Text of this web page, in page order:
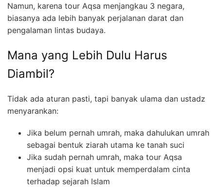
Namun, karena tour Aqsa menjangkau 3 negara,
biasanya ada lebih banyak perjalanan darat dan
pengalaman lintas budaya.
Mana yang Lebih Dulu Harus
Diambil?
Tidak ada aturan pasti, tapi banyak ulama dan ustadz
menyarankan:
Jika belum pernah umrah, maka dahulukan umrah
sebagai bentuk ziarah utama ke tanah suci
Jika sudah pernah umrah, maka tour Aqsa
menjadi opsi kuat untuk memperdalam cinta
terhadap sejarah Islam